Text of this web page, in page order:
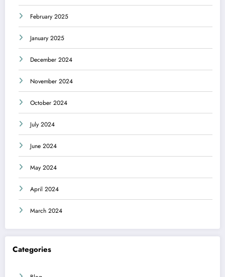
February 2025
January 2025
December 2024
November 2024
October 2024
July 2024
June 2024
May 2024
April 2024
March 2024
Categories